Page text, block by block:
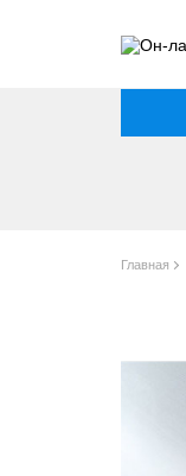
Главная